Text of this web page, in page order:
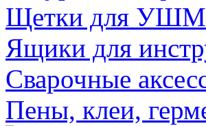
Щетки для УШМ
Ящики для
Сварочные
Пены, клеи,